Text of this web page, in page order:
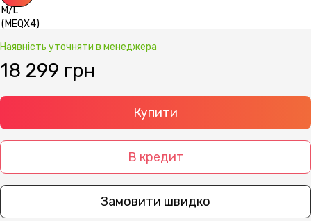
Наявність уточняти в менеджера
18 299 грн
Купити
В кредит
Замовити швидко